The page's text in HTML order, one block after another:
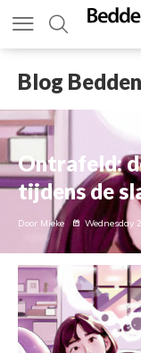
Blog
Ontrafeld:
tijdens de
Door Mieke Wednesday